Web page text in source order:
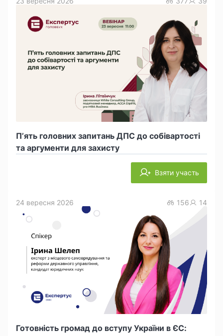
П’ять головних запитань ДПС до собівартості
та аргументи для захисту
Взяти участь
Готовність громад до вступу України в ЄС:
24 вересня 2026 156 14